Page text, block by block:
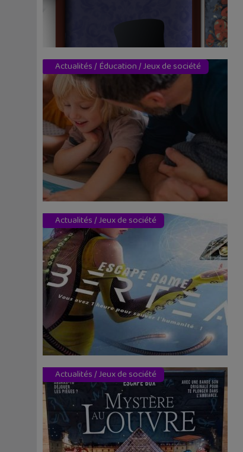
Actualités/ Éducation/Jeux de société
Actualités/Jeux de société
Actualités/Jeux de société